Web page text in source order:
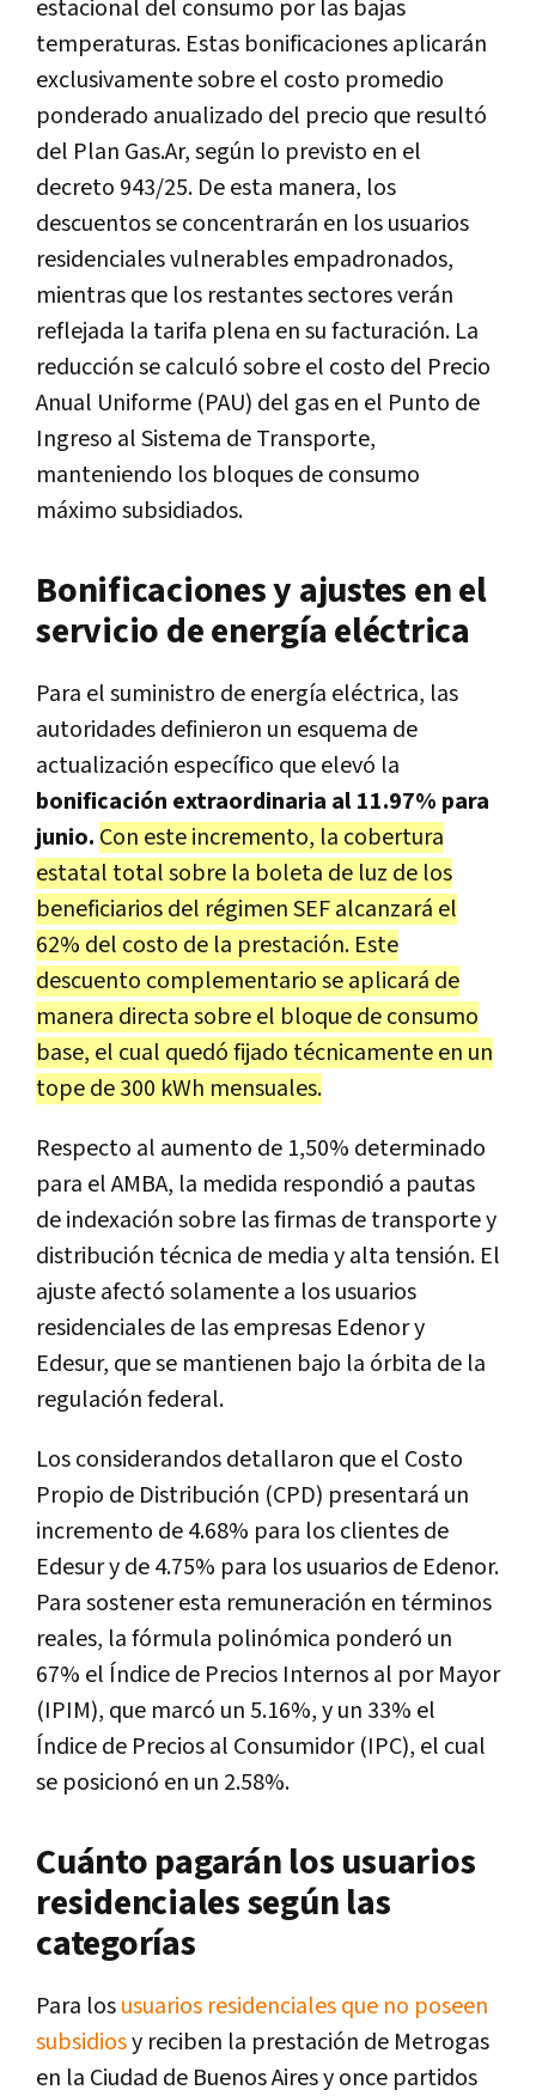
estacional del consumo por las bajas
temperaturas. Estas bonificaciones aplicarán
exclusivamente sobre el costo promedio
ponderado anualizado del precio que resultó
del Plan Gas.Ar, según lo previsto en el
decreto 943/25. De esta manera, los
descuentos se concentrarán en los usuarios
residenciales vulnerables empadronados,
mientras que los restantes sectores verán
reflejada la tarifa plena en su facturación. La
reducción se calculó sobre el costo del Precio
Anual Uniforme (PAU) del gas en el Punto de
Ingreso al Sistema de Transporte,
manteniendo los bloques de consumo
máximo subsidiados.
Bonificaciones y ajustes en el
servicio de energía eléctrica
Para el suministro de energía eléctrica, las
autoridades definieron un esquema de
actualización específico que elevó la
bonificación extraordinaria al 11.97% para
junio. Con este incremento, la cobertura
estatal total sobre la boleta de luz de los
beneficiarios del régimen SEF alcanzará el
62% del costo de la prestación. Este
descuento complementario se aplicará de
manera directa sobre el bloque de consumo
base, el cual quedó fijado técnicamente en un
tope de 300 kWh mensuales.
Respecto al aumento de 1,50% determinado
para el AMBA, la medida respondió a pautas
de indexación sobre las firmas de transporte y
distribución técnica de media y alta tensión. El
ajuste afectó solamente a los usuarios
residenciales de las empresas Edenor y
Edesur, que se mantienen bajo la órbita de la
regulación federal.
Los considerandos detallaron que el Costo
Propio de Distribución (CPD) presentará un
incremento de 4.68% para los clientes de
Edesur y de 4.75% para los usuarios de Edenor.
Para sostener esta remuneración en términos
reales, la fórmula polinómica ponderó un
67% el Índice de Precios Internos al por Mayor
(IPIM), que marcó un 5.16%, y un 33% el
Índice de Precios al Consumidor (IPC), el cual
se posicionó en un 2.58%.
Cuánto pagarán los usuarios
residenciales según las
categorías
Para losusuarios residenciales que no poseen
subsidiosy reciben la prestación de Metrogas
en la Ciudad de Buenos Aires y once partidos